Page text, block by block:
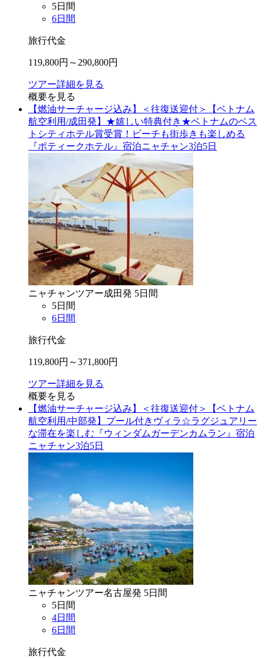
5日間
6日間
旅行代金
119,800円～ 290,800円
ツアー詳細を見る
概要を見る
【燃油サーチャージ込み】＜往復送迎付＞【ベトナム
航空利用/成田発】★嬉しい特典付き★ベトナムのベス
トシティホテル賞受賞！ビーチも街歩きも楽しめる
『ポティークホテル』宿泊ニャチャン3泊5日
ニャチャンツアー成田発 5日間
5日間
6日間
旅行代金
119,800円～371,800円
ツアー詳細を見る
概要を見る
【燃油サーチャージ込み】＜往復送迎付＞【ベトナム
航空利用/中部発】プール付きヴィラ☆ラグジュアリー
な滞在を楽しむ『ウィンダムガーデンカムラン』宿泊
ニャチャン3泊5日
ニャチャンツアー名古屋発 5日間
5日間
4日間
6日間
旅行代金